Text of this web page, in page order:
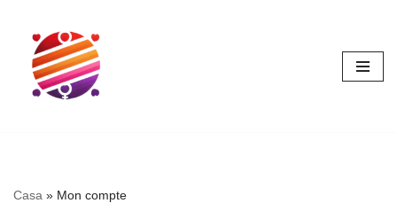
contenuto
Casa » Mon compte